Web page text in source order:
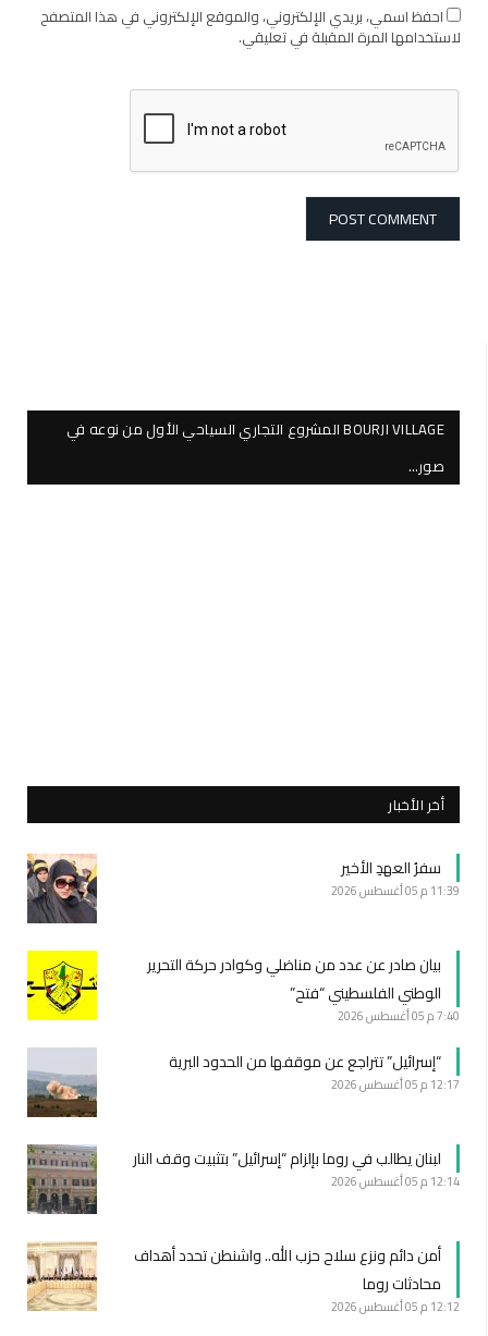
احفظ اسمي، بريدي الإلكتروني، والموقع الإلكتروني في هذا المتصفح
لاستخدامها المرة المقبلة في تعليقي.
BOURJI VILLAGE المشروع التجاري السياحي الأول من نوعه في
صور…
أخر الأخبار
سفرُ العهدِ الأخير
11:39 م 05 أغسطس 2026
بيان صادر عن عدد من مناضلي وكوادر حركة التحرير
الوطني الفلسطيني “فتح”
7:40 م 05 أغسطس 2026
“إسرائيل” تتراجع عن موقفها من الحدود البرية
12:17 م 05 أغسطس 2026
لبنان يطالب في روما بإلزام “إسرائيل” بتثبيت وقف النار
12:14 م 05 أغسطس 2026
أمن دائم ونزع سلاح حزب الله.. واشنطن تحدد أهداف
محادثات روما
12:12 م 05 أغسطس 2026